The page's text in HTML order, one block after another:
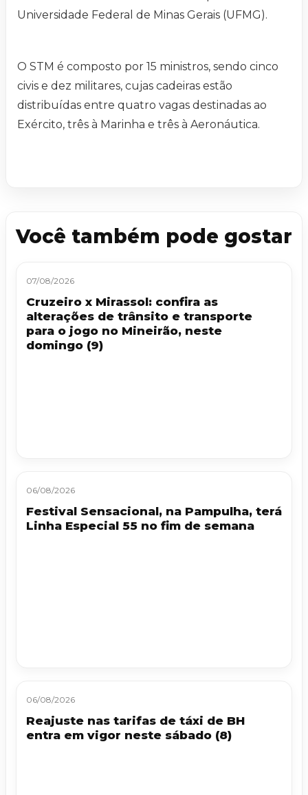
Universidade Federal de Minas Gerais (UFMG).
O STM é composto por 15 ministros, sendo cinco
civis e dez militares, cujas cadeiras estão
distribuídas entre quatro vagas destinadas ao
Exército, três à Marinha e três à Aeronáutica.
Você também pode gostar
07/08/2026
Cruzeiro x Mirassol: confira as
alterações de trânsito e transporte
para o jogo no Mineirão, neste
domingo (9)
06/08/2026
Festival Sensacional, na Pampulha, terá
Linha Especial 55 no fim de semana
06/08/2026
Reajuste nas tarifas de táxi de BH
entra em vigor neste sábado (8)